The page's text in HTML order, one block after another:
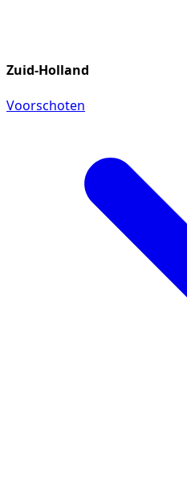
Zuid-Holland
Voorschoten